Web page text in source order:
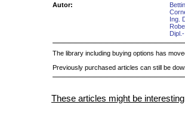
Autor:
Ing.
The library including buying options has
Previously purchased articles can still be
These articles might be